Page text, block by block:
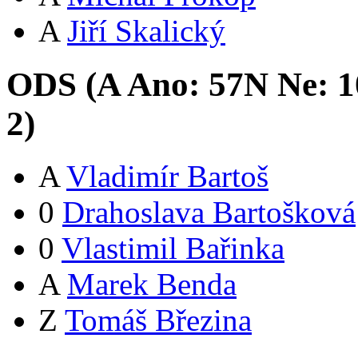
A Jiří Skalický
ODS (AAno: 57N Ne: 1
2)
A Vladimír Bartoš
0 Drahoslava Bartošková
0 Vlastimil Bařinka
A Marek Benda
Z Tomáš Březina